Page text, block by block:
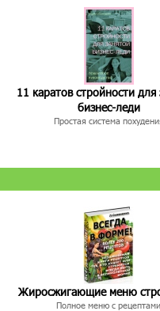
11 каратов стройности для
бизнес-леди
Простая система
Жиросжигающие меню
Полное меню с рецептами